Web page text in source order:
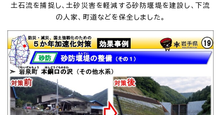
土石流を捕捉し、土砂災害を軽減する砂防堰堤を建設し、下流
の人家、町道などを保全しました。